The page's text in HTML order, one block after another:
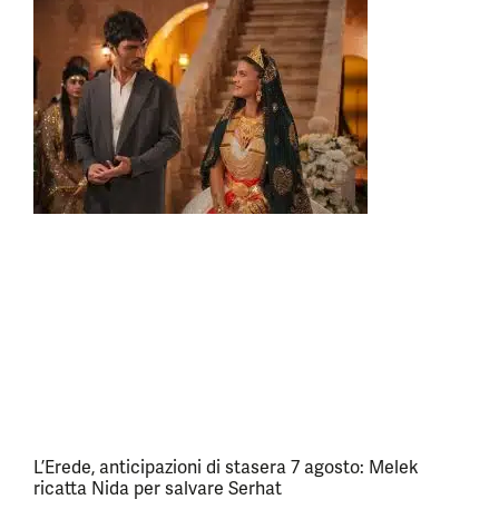
L’Erede, anticipazioni di stasera 7 agosto: Melek
ricatta Nida per salvare Serhat